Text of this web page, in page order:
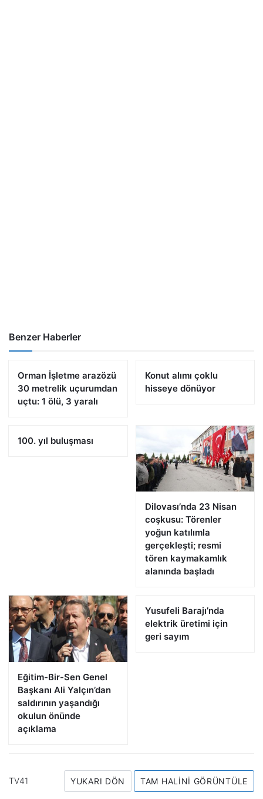
Benzer Haberler
Orman İşletme arazözü
30 metrelik uçurumdan
uçtu: 1 ölü, 3 yaralı
Konut alımı çoklu
hisseye dönüyor
100. yıl buluşması
Dilovası’nda 23 Nisan
coşkusu: Törenler
yoğun katılımla
gerçekleşti; resmi
tören kaymakamlık
alanında başladı
Eğitim-Bir-Sen Genel
Başkanı Ali Yalçın’dan
saldırının yaşandığı
okulun önünde
açıklama
Yusufeli Barajı’nda
elektrik üretimi için
geri sayım
TV41 YUKARI DÖN TAM HALINI GÖRÜNTÜLE